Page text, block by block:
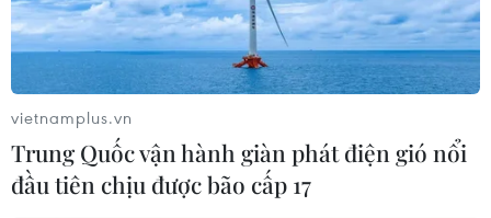
Truy tố 2 cựu Viện trưởng Viện Pháp
y tâm thần Trung ương cùng 63 bị
04/08/2026 09:23
vietnamplus.vn
Trung Quốc vận hành giàn phát điện gió nổi
đầu tiên chịu được bão cấp 17